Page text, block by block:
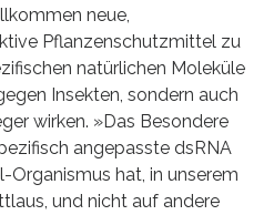
neue,
Pflanzenschutzmittel zu
natürlichen Moleküle
Insekten, sondern auch
wirken. »Das Besondere
angepasste dsRNA
Organismus hat, in unserem
und nicht auf andere